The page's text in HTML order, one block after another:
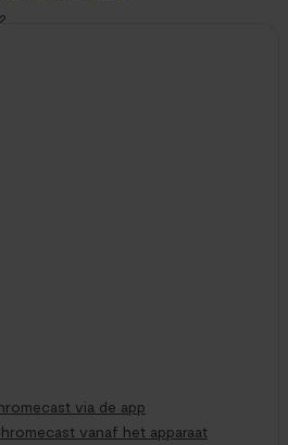
via de app
vanaf het apparaat